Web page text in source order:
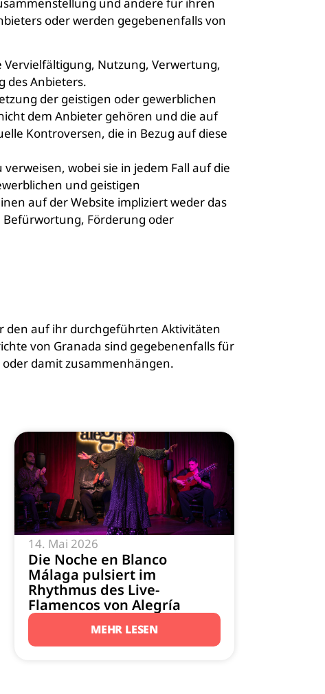
oder werden gegebenenfalls von
Vervielfältigung, Nutzung, Verwertung,
des Anbieters.
der geistigen oder gewerblichen
dem Anbieter gehören und die auf
Kontroversen, die in Bezug auf diese
wobei sie in jedem Fall auf die
und geistigen
auf der Website impliziert weder das
Befürwortung, Förderung oder
den auf ihr durchgeführten Aktivitäten
von Granada sind gegebenenfalls für
damit zusammenhängen.
14. Mai 2026
Die Noche en Blanco
Málaga pulsiert im
Rhythmus des Live-
Flamencos von Alegría
MEHR LESEN